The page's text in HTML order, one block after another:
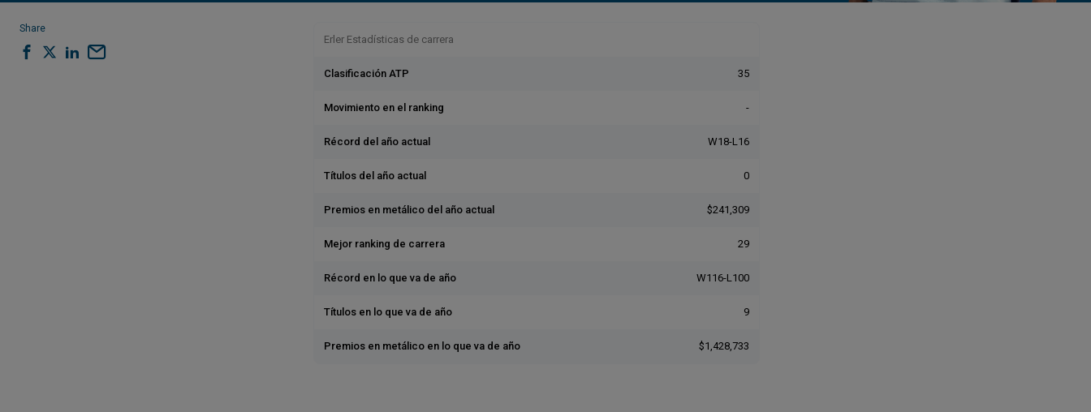
Share
Erler Estadísticas de carrera
Clasificación ATP 35
Movimiento en el ranking -
Récord del año actual W18-L16
Títulos del año actual 0
Premios en metálico del año actual $241,309
Mejor ranking de carrera 29
Récord en lo que va de año W116-L100
Títulos en lo que va de año 9
Premios en metálico en lo que va de año $1,428,733